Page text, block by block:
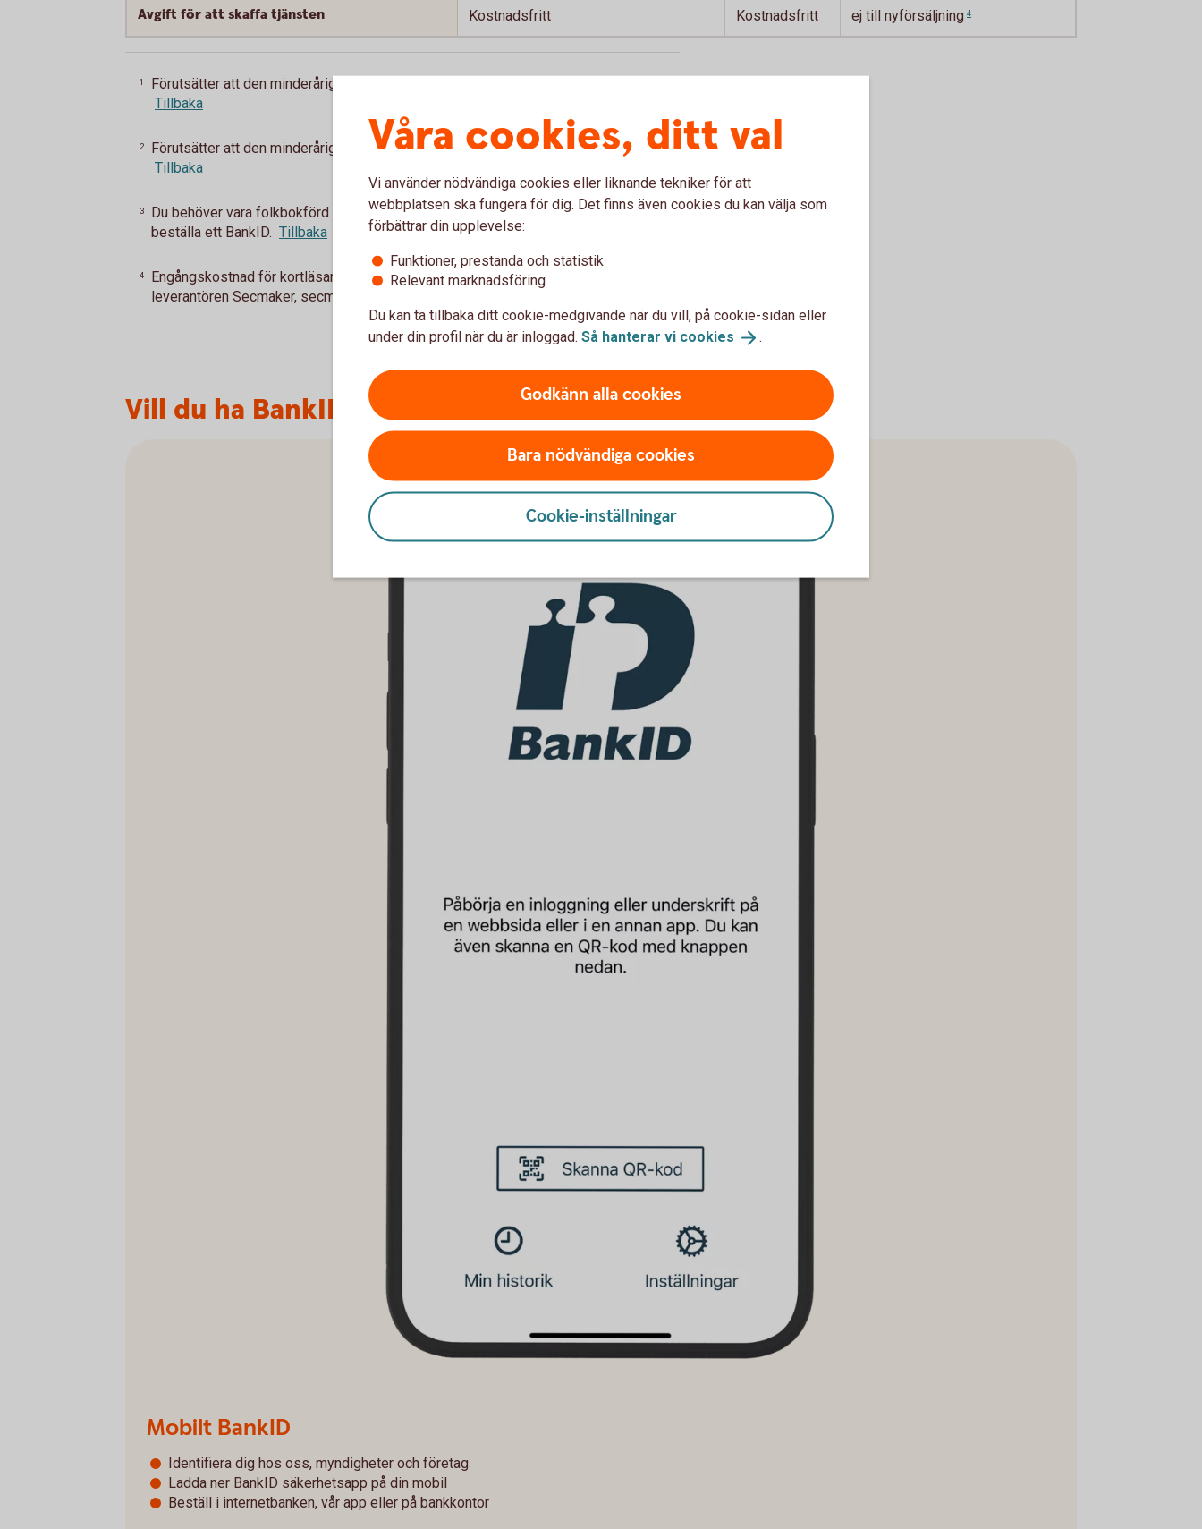
Avgift för att skaffa tjänsten Kostnadsfritt Kostnadsfritt ej till nyförsäljning 4
1
Förutsätter att den minderårige själv kan hantera sitt BankID utan hjälp av en vuxen.
Tillbaka
2
Förutsätter att den minderårige själv kan hantera sitt BankID utan hjälp av en vuxen.
Tillbaka
3
Du behöver vara folkbokförd med officiell adress hos Skatteverket för att kunna
beställa ett BankID. Tillbaka
4
Engångskostnad för kortläsare som behövs till BankID på kort. Beställs hos
leverantören Secmaker, secmaker-webshop.com, ej för nyförsäljning.
Vill du ha BankID i mobilen istället?
Mobilt BankID
Identifiera dig hos oss, myndigheter och företag
Ladda ner BankID säkerhetsapp på din mobil
Beställ i internetbanken, vår app eller på bankkontor
Våra cookies, ditt val
Vi använder nödvändiga cookies eller liknande tekniker för att
webbplatsen ska fungera för dig. Det finns även cookies du kan välja som
förbättrar din upplevelse:
Funktioner, prestanda och statistik
Relevant marknadsföring
Du kan ta tillbaka ditt cookie-medgivande när du vill, på cookie-sidan eller
under din profil när du är inloggad. Så hanterar vi cookies .
Godkänn alla cookies
Bara nödvändiga cookies
Cookie-inställningar